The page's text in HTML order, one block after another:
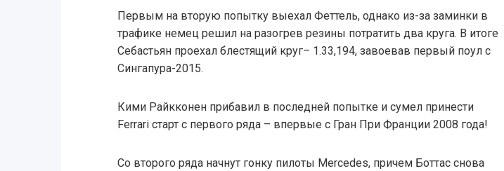
Первым на вторую попытку выехал Феттель, однако из-за заминки в
трафике немец решил на разогрев резины потратить два круга. В итоге
Себастьян проехал блестящий круг– 1.33,194, завоевав первый поул с
Сингапура-2015.
Кими Райкконен прибавил в последней попытке и сумел принести
Ferrari старт с первого ряда – впервые с Гран При Франции 2008 года!
Со второго ряда начнут гонку пилоты Mercedes, причем Боттас снова